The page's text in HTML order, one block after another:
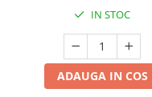
IN STOC
ADAUGA IN COS